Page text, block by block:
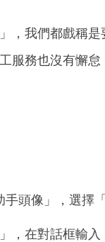
，我們都戲稱
服務也沒有懈
頭像」，選擇
」，在對話框輸